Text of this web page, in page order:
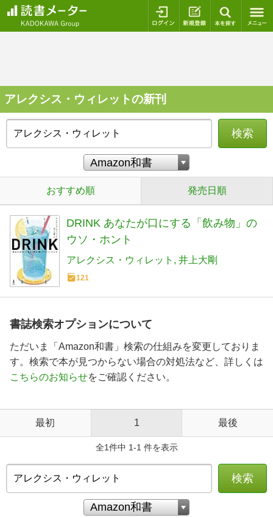
ログイン 新規登録
アレクシス・ウィレットの新刊
検索
おすすめ順 発売日順
DRINK あなたが口にする「飲み物」の
ウソ・ホント
アレクシス・ウィレット 井上大剛
121
書誌検索オプションについて
ただいま「Amazon和書」検索の仕組みを変更しておりま
す。検索で本が見つからない場合の対処法など、詳しくは
こちらのお知らせをご確認ください。
最初 1 最後
全1件中 1-1 件を表示
検索